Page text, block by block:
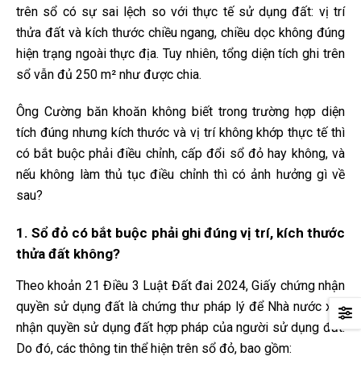
trên sổ có sự sai lệch so với thực tế sử dụng đất: vị trí
thửa đất và kích thước chiều ngang, chiều dọc không đúng
hiện trạng ngoài thực địa. Tuy nhiên, tổng diện tích ghi trên
sổ vẫn đủ 250 m² như được chia.
Ông Cường băn khoăn không biết trong trường hợp diện
tích đúng nhưng kích thước và vị trí không khớp thực tế thì
có bắt buộc phải điều chỉnh, cấp đổi sổ đỏ hay không, và
nếu không làm thủ tục điều chỉnh thì có ảnh hưởng gì về
sau?
1. Sổ đỏ có bắt buộc phải ghi đúng vị trí, kích thước
thửa đất không?
Theo khoản 21 Điều 3 Luật Đất đai 2024, Giấy chứng nhận
quyền sử dụng đất là chứng thư pháp lý để Nhà nước xác
nhận quyền sử dụng đất hợp pháp của người sử dụng đất.
Do đó, các thông tin thể hiện trên sổ đỏ, bao gồm: